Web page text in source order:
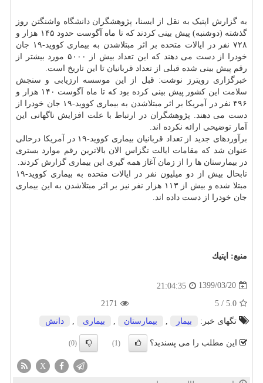
به گزارش اپتیک به نقل از ایسنا، پژوهشگراندانشگاه واشنگتن روز
گذشته (دوشنبه) پیش بینی کردند که تا ماه آگوست حدود ۱۴۵ هزار و
۷۲۸ نفر در ایالات متحده بر اثر مبتلاشدن به بیماری کووید-۱۹ جان
خودرا از دست می دهند که این تعداد بیش از ۵۰۰۰ مورد بیشتر از
رقم پیش بینی شده قبلی از تعداد قربانیان تا این تاریخ است.
خبرگزاری رویترز نوشت: قبل از این موسسه ارزیابی و سنجش
سلامت
این کشور پیش بینی کرده بود که تا ماه آگوست ۱۴۰ هزار و
۴۹۶ نفر در آمریکا بر اثر مبتلاشدن به بیماری کووید-۱۹ جان خودرا از
دست می دهند. پژوهشگران در ارتباط با علت افزایش ناگهانی این
آمار توضیحی ارائه نکرده اند.
برآوردهای جدید از تعداد قربانیان بیماری کووید-۱۹ در آمریکا درحالی
عنوان شد که مقامات ایالت تگزاس الان بالاترین رقم موارد بستری
در بیمارستان ها را از زمان آغاز همه گیری این بیماری گزارش کردند.
تابحال بیش از دو میلیون نفر در ایالات متحده به بیماری کووید-۱۹
مبتلا شده و بیش از ۱۱۳ هزار نفر نیز بر اثر مبتلاشدن به این بیماری
جان خودرا از دست داده اند.
منبع: اپتیك
1399/03/20
21:04:35
5.0
/
5
2171
تگهای خبر:
بیمار بیمارستان بیماری دانش
این مطلب را می پسندید؟ (1)
(0)
X